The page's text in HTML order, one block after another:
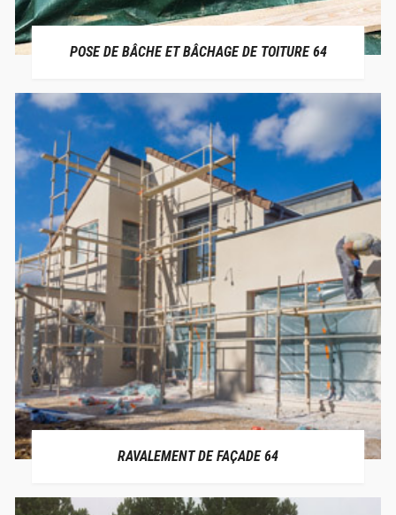
POSE DE BÂCHE ET BÂCHAGE DE TOITURE 64
RAVALEMENT DE FAÇADE 64